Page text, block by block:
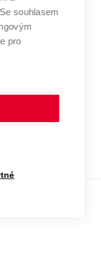
souhlasem
pro